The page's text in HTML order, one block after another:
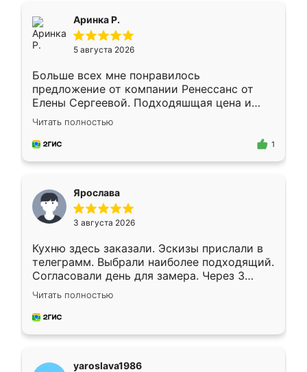
Аринка Р.
5 августа 2026
Больше всех мне понравилось
предложение от компании Ренессанс от
Елены Сергеевой. Подходяшщая цена и
короткие сроки изготовления. Приехавший
для замера сотрудник Владислав
предложил по моему эскизу самый
Читать полностью
1
Ярослава
3 августа 2026
Кухню здесь заказали. Эскизы прислали в
телеграмм. Выбрали наиболее подходящий.
Согласовали день для замера. Через 3
недели кухня была уже готова. Остались
довольны работой. Спасибо Ренессанс
мебель за качественную работу!
Читать полностью
yaroslava1986